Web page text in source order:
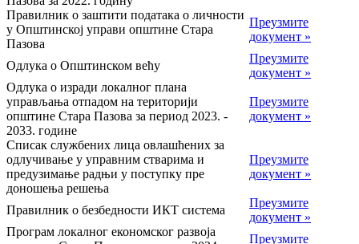
Правилник о заштити података о личности
у Општинској управи општине Стара
Пазова
Преузмите
документ »
Одлука о Општинском већу
Преузмите
документ »
Одлука о изради локалног плана
управљања отпадом на територији
општине Стара Пазова за период 2023. -
2033. године
Преузмите
документ »
Списак службених лица овлашћених за
одлучивање у управним стварима и
предузимање радњи у поступку пре
доношења решења
Преузмите
документ »
Правилник о безбедности ИКТ система
Преузмите
документ »
Програм локалног економског развоја
Преузмите